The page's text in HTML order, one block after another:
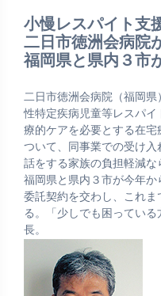
小慢レスパイト支
二日市徳洲会病院
福岡県と県内３市
二日市徳洲会病院（福岡
性特定疾病児童等レスパ
療的ケアを必要とする在
ついて、同事業での受け
話をする家族の負担軽減な
福岡県と県内３市が今年か
委託契約を交わし、これ
る。「少しでも困ってい
長。